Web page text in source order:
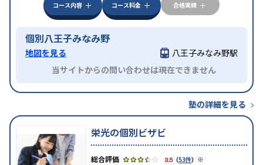
コース内容
コース料金 合格実績
個別八王子みなみ野
地図を見る
八王子みなみ野駅
当サイトからの問い合わせは現在できません
塾の詳細を見る
栄光の個別ビザビ
3.5（53件） ※